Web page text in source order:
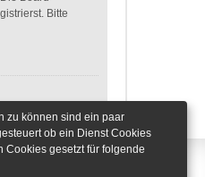
Bitte
zu können sind ein paar
ob ein Dienst Cookies
Cookies gesetzt für folgende